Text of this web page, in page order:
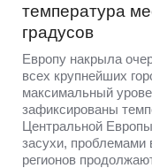
температура
градусов
Европу накрыла
всех крупнейших
максимальный
зафиксированы
Центральной
засухи, проблемами
регионов